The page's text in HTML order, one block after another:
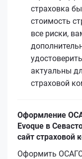
страховка
стоимость
все риски,
актуальны
страховой
Оформление
Evoque в
сайт страховой
Оформить